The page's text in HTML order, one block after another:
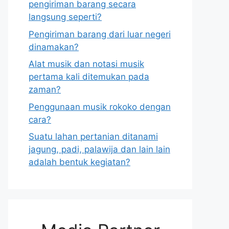
pengiriman barang secara
langsung seperti?
Pengiriman barang dari luar negeri
dinamakan?
Alat musik dan notasi musik
pertama kali ditemukan pada
zaman?
Penggunaan musik rokoko dengan
cara?
Suatu lahan pertanian ditanami
jagung, padi, palawija dan lain lain
adalah bentuk kegiatan?